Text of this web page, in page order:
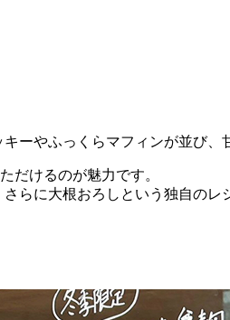
ーやふっくらマフィンが並び、
だけるのが魅力です。
らに大根おろしという独自の